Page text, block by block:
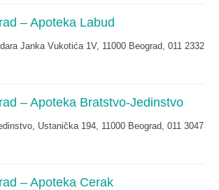
– Apoteka Labud
Janka Vukotića 1V, 11000 Beograd, 011 2332
– Apoteka Bratstvo-Jedinstvo
Ustanička 194, 11000 Beograd, 011 3047
– Apoteka Cerak